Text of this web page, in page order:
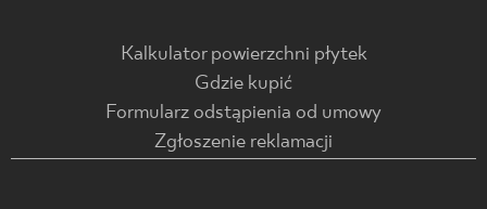
Kalkulator powierzchni płytek
Gdzie kupić
Formularz odstąpienia od umowy
Zgłoszenie reklamacji